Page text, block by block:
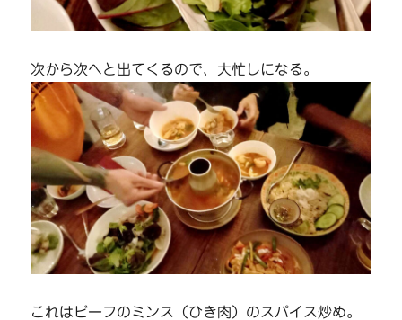
次から次へと出てくるので、大忙しになる。
これはビーフのミンス（ひき肉）のスパイス炒め。